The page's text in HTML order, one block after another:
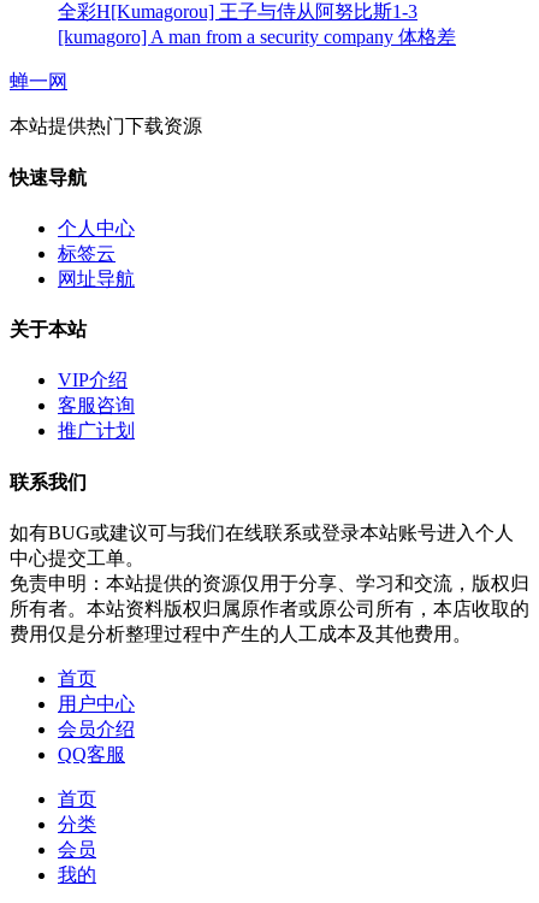
全彩H[Kumagorou] 王子与侍从阿努比斯1-3
[kumagoro] A man from a security company 体格差
蝉一网
本站提供热门下载资源
快速导航
个人中心
标签云
网址导航
关于本站
VIP介绍
客服咨询
推广计划
联系我们
如有BUG或建议可与我们在线联系或登录本站账号进入个人
中心提交工单。
免责申明：本站提供的资源仅用于分享、学习和交流，版权归
所有者。本站资料版权归属原作者或原公司所有，本店收取的
费用仅是分析整理过程中产生的人工成本及其他费用。
首页
用户中心
会员介绍
QQ客服
首页
分类
会员
我的